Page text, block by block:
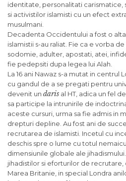
identitate, personalitati carismatice,
si activistilor islamisti cu un efect
musulmani.
Decadenta Occidentului a fost o
islamistii s-au raliat. Fie ca e vorba
sodomie, adulter, apostati, atei,
fie pedepsiti dupa legea lui Alah.
La 16 ani Nawaz s-a mutat in centrul
cu gandul de a se pregati pentru
devenit un daris al HT, adica un fel
sa participe la intrunirile de
aceste cursuri, urma sa fie admis in
drepturi depline. Au fost ani de
recrutarea de islamisti. Incetul cu
deschis spre o lume cu totul
dimensiunile globale ale
jihadistilor si eforturilor de recrutare,
Marea Britanie, in special Londra